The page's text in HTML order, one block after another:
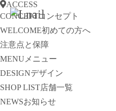
ACCESS
CONCEPTコンセプト
WELCOME初めての方へ
注意点と保障
MENU メニュー
DESIGNデザイン
SHOP LIST店舗一覧
NEWSお知らせ